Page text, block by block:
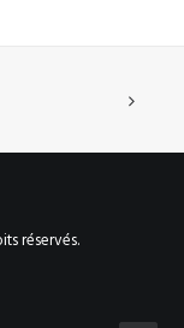
réservés.